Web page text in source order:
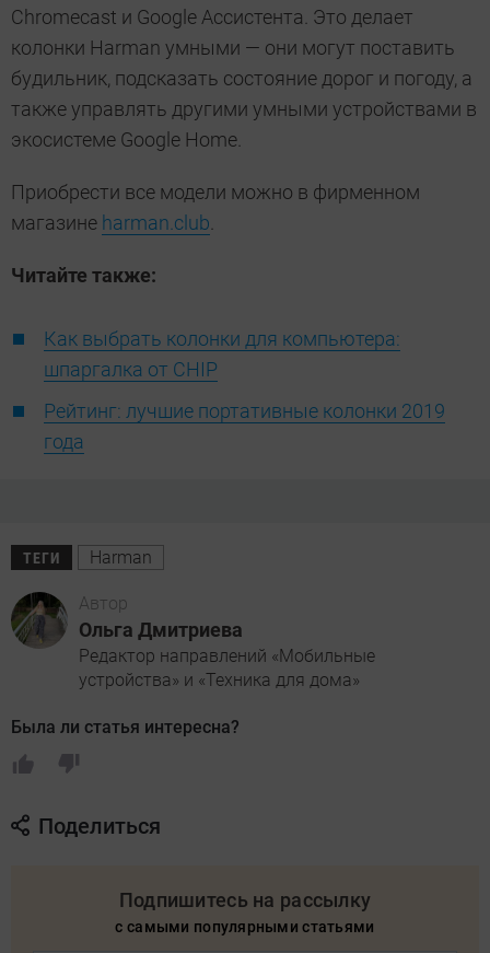
Chromecast и Google Ассистента. Это делает
колонки Harman умными — они могут поставить
будильник, подсказать состояние дорог и погоду, а
также управлять другими умными устройствами в
экосистеме Google Home.
Приобрести все модели можно в фирменном
магазине harman.club.
Читайте также:
Как выбрать колонки для компьютера:
шпаргалка от CHIP
Рейтинг: лучшие портативные колонки 2019
года
ТЕГИ Harman
Автор
Ольга Дмитриева
Редактор направлений «Мобильные
устройства» и «Техника для дома»
Была ли статья интересна?
Поделиться
Подпишитесь на рассылку
с самыми популярными статьями